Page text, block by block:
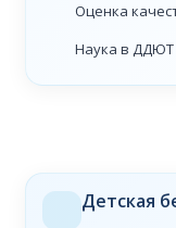
Оценка
Наука в ДДЮТ
Детская